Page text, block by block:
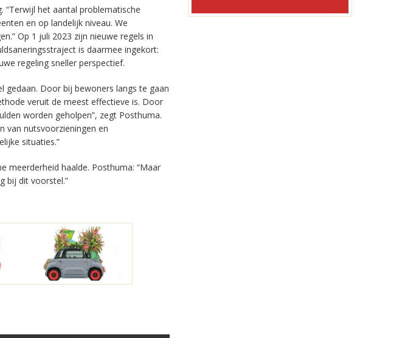
“Terwijl het aantal problematische
en op landelijk niveau. We
Op 1 juli 2023 zijn nieuwe regels in
is daarmee ingekort:
regeling sneller perspectief.
gedaan. Door bij bewoners langs te gaan
veruit de meest effectieve is. Door
worden geholpen”, zegt Posthuma.
van nutsvoorzieningen en
situaties.”
meerderheid haalde. Posthuma: “Maar
bij dit voorstel.”